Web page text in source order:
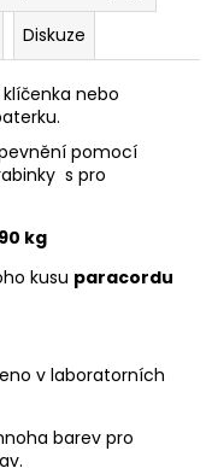
Diskuze
nebo
pomocí
s pro
90 kg
kusu paracordu
v laboratorních
barev pro